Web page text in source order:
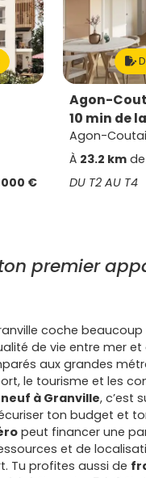
000 €
Agon-
10 min de
Agon-
À 23.2 km de
DU T2 AU T4
premier
coche
de vie entre mer
aux grandes
le tourisme et les
à Granville, c’est
ton budget et
peut financer une
et de
Tu profites aussi de